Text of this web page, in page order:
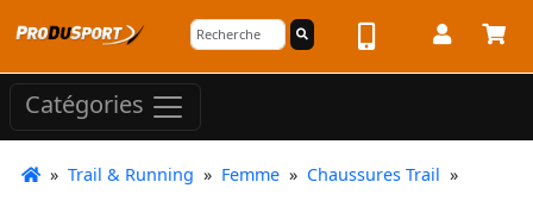
Catégories
» Trail & Running » Femme » Chaussures Trail »